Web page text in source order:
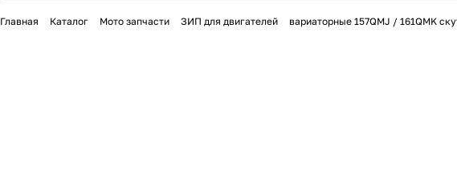
Главная Каталог Мото запчасти ЗИП для двигателей вариаторные 157QMJ / 161QMK